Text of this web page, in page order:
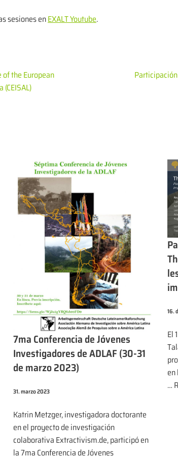
sesiones enEXALT Youtube.
the European
7ma Conferencia de Jóvenes
Investigadores de ADLAF (30-31
de marzo 2023)
31. marzo 2023
Katrin Metzger, investigadora doctorante
en el proyecto de investigación
colaborativa Extractivism.de, participó en
la 7ma Conferencia de Jóvenes
16.
El
…